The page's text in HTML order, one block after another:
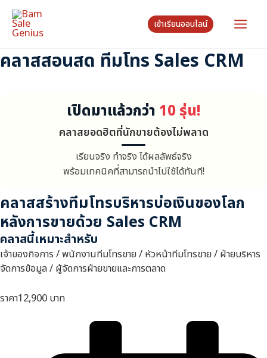
Skip
content
เข้าเรียนออนไลน์
คลาสสอนสด ทีมโทร Sales CRM
เปิดมาแล้วกว่า 10 รุ่น!
คลาสยอดฮิตที่นักขายต้องไม่พลาด
เรียนจริง ทำจริง ได้ผลลัพธ์จริง
พร้อมเทคนิคที่สามารถนำไปใช้ได้ทันที!
คลาสสร้างทีมโทรบริหารบ่อเงินของโลก
หลังการขายด้วย Sales CRM
คลาสนี้เหมาะสำหรับ
เจ้าของกิจการ / พนักงานทีมโทรขาย / หัวหน้าทีมโทรขาย / ฝ่ายบริหาร
จัดการข้อมูล / ผู้จัดการฝ่ายขายและการตลาด
ราคา12,900 บาท